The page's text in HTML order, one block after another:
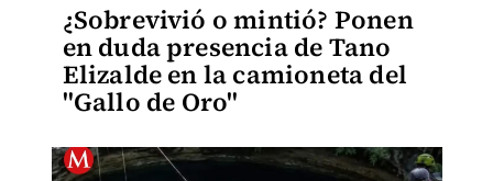
¿Sobrevivió o mintió? Ponen
en duda presencia de Tano
Elizalde en la camioneta del
"Gallo de Oro"